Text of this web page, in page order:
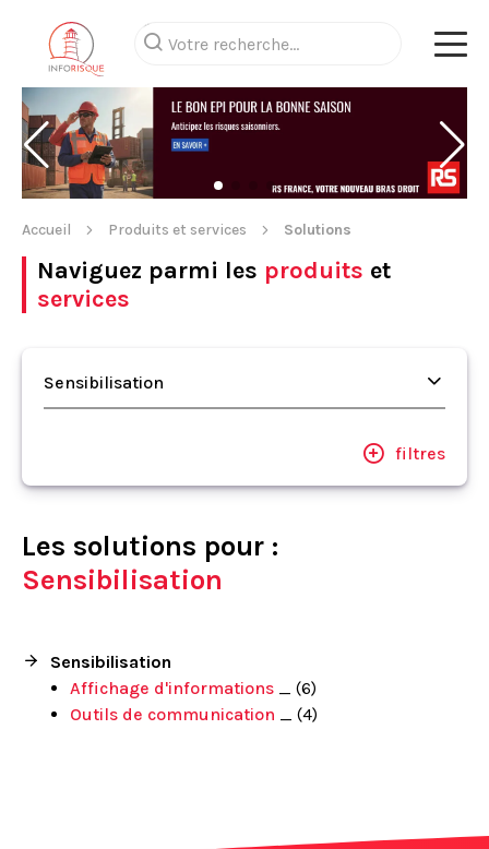
Accueil Produits et services Solutions
Naviguez parmi les produits et
services
Sensibilisation
filtres
Les solutions pour :
Sensibilisation
Sensibilisation
Affichage d'informations _ (6)
Outils de communication _ (4)